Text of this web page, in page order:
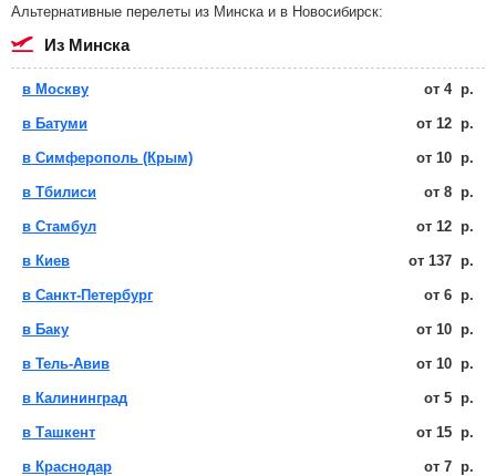
Альтернативные перелеты из Минска и в Новосибирск:
из Минска
в Москву от 4 р.
в Батуми от 12 р.
в Симферополь (Крым) от 10 р.
в Тбилиси от 8 р.
в Стамбул от 12 р.
в Киев от 137 р.
в Санкт-Петербург от 6 р.
в Баку от 10 р.
в Тель-Авив от 10 р.
в Калининград от 5 р.
в Ташкент от 15 р.
в Краснодар от 7 р.